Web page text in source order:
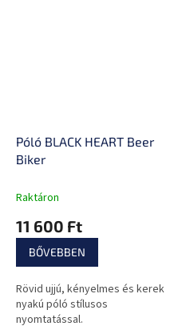
Póló BLACK HEART Beer
Biker
Raktáron
11 600 Ft
BŐVEBBEN
Rövid ujjú, kényelmes és kerek
nyakú póló stílusos
nyomtatással.